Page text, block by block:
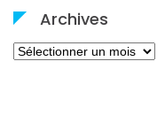
Archives
Archives